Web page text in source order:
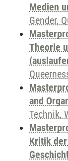
Medien
Gender,
Theorie
and
Technik,
Kritik